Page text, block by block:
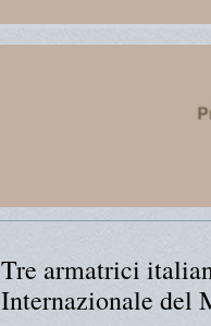
Tre armatrici
Internazionale del